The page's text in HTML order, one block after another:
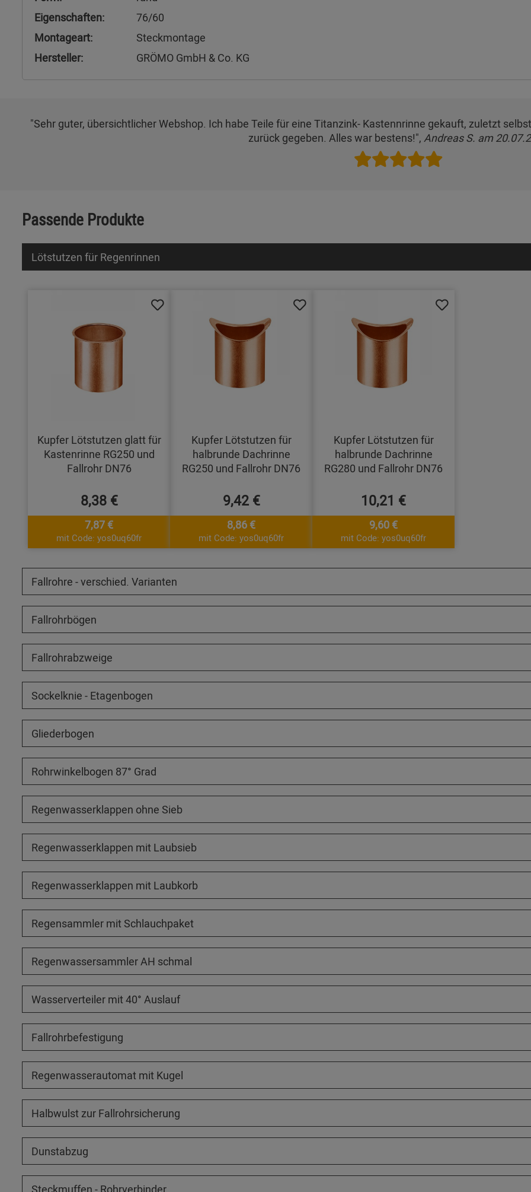
Eigenschaften:
76/60
Montageart:
Steckmontage
Hersteller:
GRÖMO GmbH & Co. KG
"Sehr guter, übersichtlicher Webshop. Ich habe Teile für eine Titanzink- Kastennrinne gekauft, zuletzt
zurück gegeben. Alles war bestens!", Andreas S. am
Passende Produkte
Lötstutzen für Regenrinnen
Kupfer Lötstutzen glatt für
Kastenrinne RG250 und
Fallrohr DN76
8,38 €
7,87 €
mit Code: yos0uq60fr
Kupfer Lötstutzen für
halbrunde Dachrinne
RG250 und Fallrohr DN76
9,42 €
8,86 €
mit Code: yos0uq60fr
Kupfer Lötstutzen für
halbrunde Dachrinne
RG280 und Fallrohr DN76
10,21 €
9,60 €
mit Code: yos0uq60fr
Fallrohre - verschied. Varianten
Fallrohrbögen
Fallrohrabzweige
Sockelknie - Etagenbogen
Gliederbogen
Rohrwinkelbogen 87° Grad
Regenwasserklappen ohne Sieb
Regenwasserklappen mit Laubsieb
Regenwasserklappen mit Laubkorb
Regensammler mit Schlauchpaket
Regenwassersammler AH schmal
Wasserverteiler mit 40° Auslauf
Fallrohrbefestigung
Regenwasserautomat mit Kugel
Halbwulst zur Fallrohrsicherung
Dunstabzug